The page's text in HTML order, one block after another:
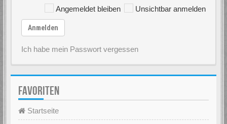
Angemeldet bleiben Unsichtbar anmelden
Anmelden
Ich habe mein Passwort vergessen
FAVORITEN
Startseite